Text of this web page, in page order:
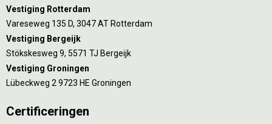
Vestiging Rotterdam
Vareseweg 135 D, 3047 AT Rotterdam
Vestiging Bergeijk
Stökskesweg 9, 5571 TJ Bergeijk
Vestiging Groningen
Lübeckweg 2 9723 HE Groningen
Certificeringen